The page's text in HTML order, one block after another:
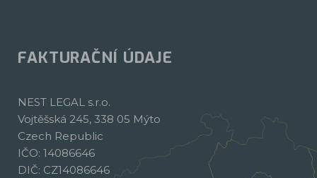
FAKTURAČNÍ ÚDAJE
NEST LEGAL s.r.o.
Vojtěšská 245, 338 05 Mýto
Czech Republic
IČO: 14086646
DIČ: CZ14086646